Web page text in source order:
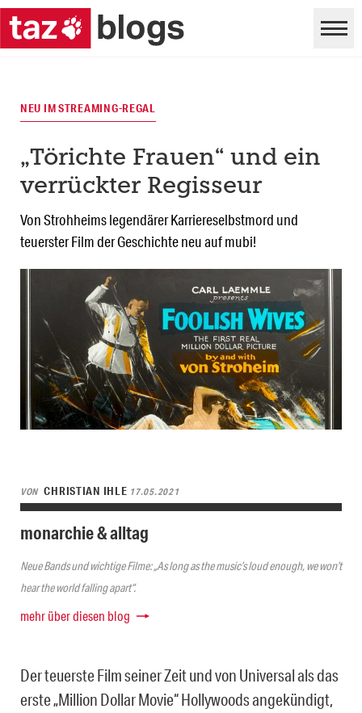
NEU IM STREAMING-REGAL
„Törichte Frauen“ und ein
verrückter Regisseur
Von Strohheims legendärer Karriereselbstmord und
teuerster Film der Geschichte neu auf mubi!
VON CHRISTIAN IHLE 17.05.2021
monarchie & alltag
Neue Bands und wichtige Filme: „As long as the music’s loud enough, we won’t
hear the world falling apart“.
mehr über diesen blog
Der teuerste Film seiner Zeit und von Universal als das
erste „Million Dollar Movie“ Hollywoods angekündigt,